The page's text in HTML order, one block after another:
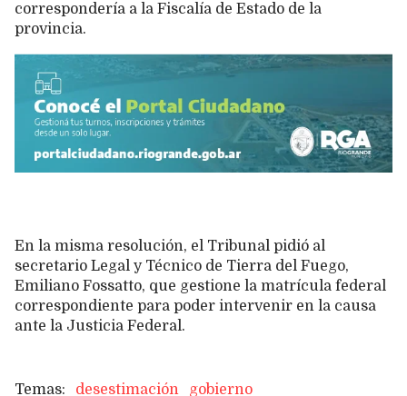
correspondería a la Fiscalía de Estado de la
provincia.
En la misma resolución, el Tribunal pidió al
secretario Legal y Técnico de Tierra del Fuego,
Emiliano Fossatto, que gestione la matrícula federal
correspondiente para poder intervenir en la causa
ante la Justicia Federal.
desestimación
gobierno